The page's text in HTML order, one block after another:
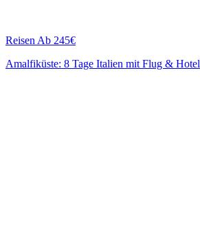
Reisen Ab 245€
Amalfiküste: 8 Tage Italien mit Flug & Hotel